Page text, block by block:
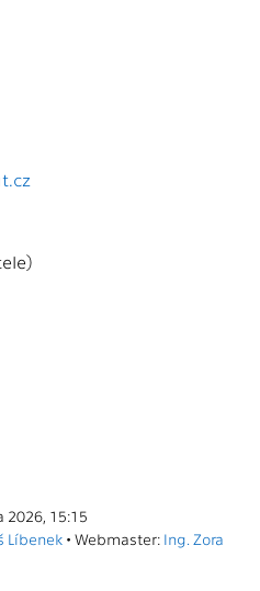
2026, 15:15
Líbenek • Webmaster: Ing. Zora